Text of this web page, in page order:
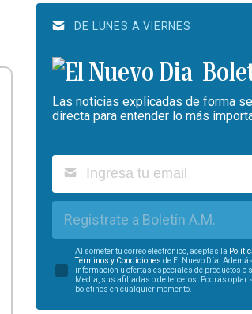
DE LUNES A VIERNES
Las noticias explicadas de forma
directa para entender lo más
Regístrate a Boletín A.M.
Al someter tu correo electrónico, aceptas la
Términos y Condiciones de El Nuevo Día.
información u ofertas especiales de productos o
Media, sus afiliadas o de terceros. Podrás optar
boletines en cualquier momento.